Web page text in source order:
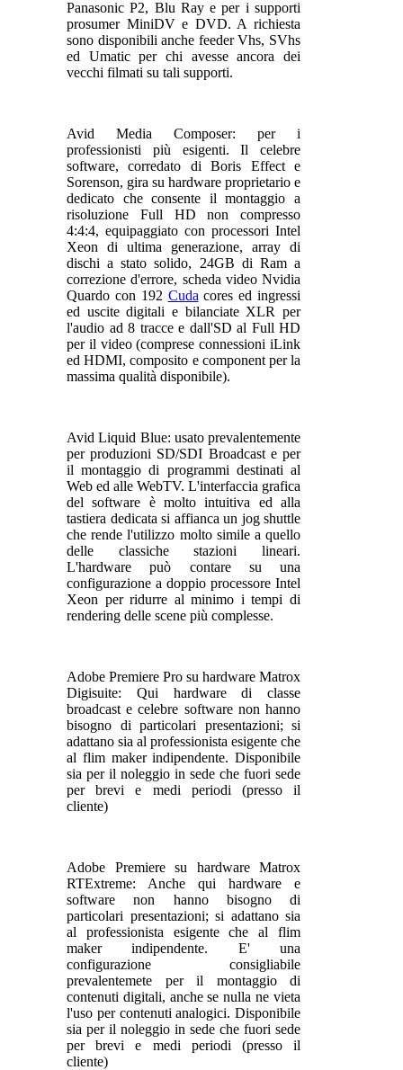
Panasonic P2, Blu Ray e per i supporti
prosumer MiniDV e DVD. A richiesta
sono disponibili anche feeder Vhs, SVhs
ed Umatic per chi avesse ancora dei
vecchi filmati su tali supporti.
Avid Media Composer: per i
professionisti più esigenti. Il celebre
software, corredato di Boris Effect e
Sorenson, gira su hardware proprietario e
dedicato che consente il montaggio a
risoluzione Full HD non compresso
4:4:4, equipaggiato con processori Intel
Xeon di ultima generazione, array di
dischi a stato solido, 24GB di Ram a
correzione d'errore, scheda video Nvidia
Quardo con 192 Cuda cores ed ingressi
ed uscite digitali e bilanciate XLR per
l'audio ad 8 tracce e dall'SD al Full HD
per il video (comprese connessioni iLink
ed HDMI, composito e component per la
massima qualità disponibile).
Avid Liquid Blue: usato prevalentemente
per produzioni SD/SDI Broadcast e per
il montaggio di programmi destinati al
Web ed alle WebTV. L'interfaccia grafica
del software è molto intuitiva ed alla
tastiera dedicata si affianca un jog shuttle
che rende l'utilizzo molto simile a quello
delle classiche stazioni lineari.
L'hardware può contare su una
configurazione a doppio processore Intel
Xeon per ridurre al minimo i tempi di
rendering delle scene più complesse.
Adobe Premiere Pro su hardware Matrox
Digisuite: Qui hardware di classe
broadcast e celebre software non hanno
bisogno di particolari presentazioni; si
adattano sia al professionista esigente che
al flim maker indipendente. Disponibile
sia per il noleggio in sede che fuori sede
per brevi e medi periodi (presso il
cliente)
Adobe Premiere su hardware Matrox
RTExtreme: Anche qui hardware e
software non hanno bisogno di
particolari presentazioni; si adattano sia
al professionista esigente che al flim
maker indipendente. E' una
configurazione consigliabile
prevalentemete per il montaggio di
contenuti digitali, anche se nulla ne vieta
l'uso per contenuti analogici. Disponibile
sia per il noleggio in sede che fuori sede
per brevi e medi periodi (presso il
cliente)